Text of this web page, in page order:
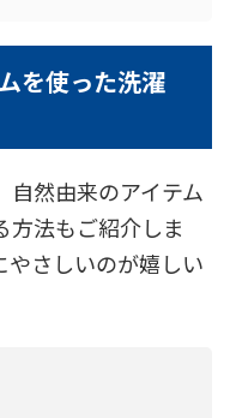
を使った洗濯
自然由来のアイテム
方法もご紹介しま
やさしいのが嬉しい